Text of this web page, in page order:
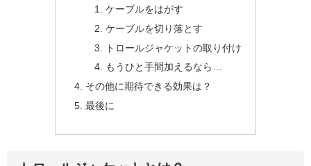
ケーブルをはがす
ケーブルを切り落とす
トロールジャケットの取り付け
もうひと手間加えるなら…
その他に期待できる効果は？
最後に